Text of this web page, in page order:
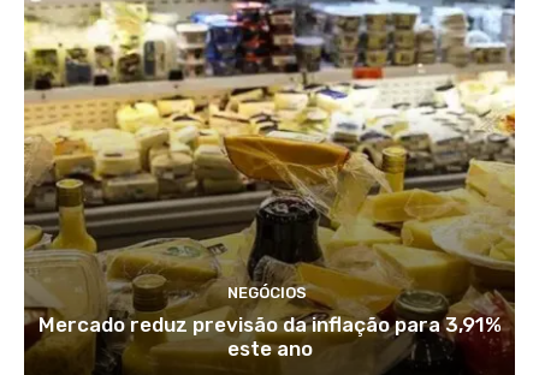
NEGÓCIOS
Mercado reduz previsão da inflação para 3,91%
este ano